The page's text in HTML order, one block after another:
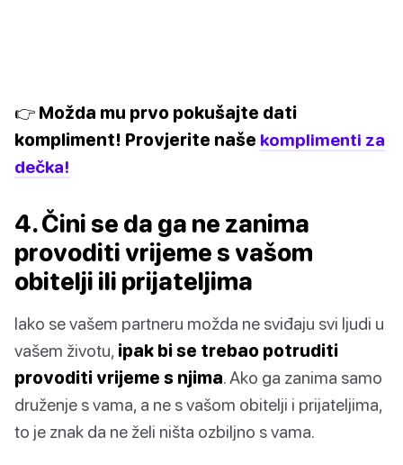
👉 Možda mu prvo pokušajte dati
kompliment! Provjerite naše komplimenti za
dečka!
4. Čini se da ga ne zanima
provoditi vrijeme s vašom
obitelji ili prijateljima
Iako se vašem partneru možda ne sviđaju svi ljudi u
vašem životu, ipak bi se trebao potruditi
provoditi vrijeme s njima. Ako ga zanima samo
druženje s vama, a ne s vašom obitelji i prijateljima,
to je znak da ne želi ništa ozbiljno s vama.